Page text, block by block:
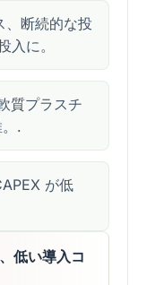
、断続的な投
入に。
質プラスチ
.
が低
低い導入コ